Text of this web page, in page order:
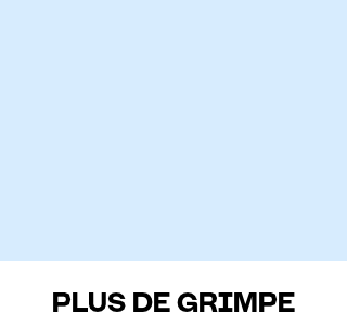
PLUS DE GRIMPE